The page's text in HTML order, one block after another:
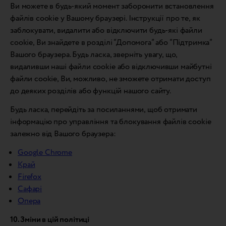
Ви можете в будь-який момент заборонити встановлення
файлів cookie у Вашому браузері. Інструкції про те, як
заблокувати, видалити або відключити будь-які файли
cookie, Ви знайдете в розділі “Допомога” або “Підтримка”
Вашого браузера. Будь ласка, зверніть увагу, що,
видаливши наші файли cookie або відключивши майбутні
файли cookie, Ви, можливо, не зможете отримати доступ
до деяких розділів або функцій нашого сайту.
Будь ласка, перейдіть за посиланнями, щоб отримати
інформацію про управління та блокування файлів cookie
залежно від Вашого браузера:
Google Chrome
Край
Firefox
Сафарі
Опера
10. Зміни в цій політиці